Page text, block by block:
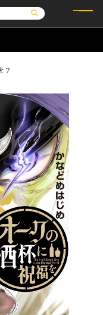
トノベル
f
ラップ広報室
合わせはこちら
f
7